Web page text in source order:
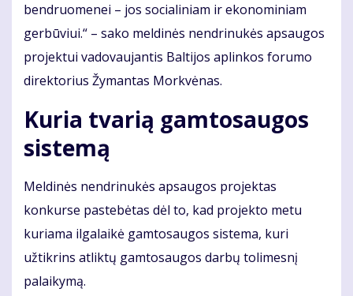
bendruomenei – jos socialiniam ir ekonominiam
gerbūviui.“ – sako meldinės nendrinukės apsaugos
projektui vadovaujantis Baltijos aplinkos forumo
direktorius Žymantas Morkvėnas.
Kuria tvarią gamtosaugos
sistemą
Meldinės nendrinukės apsaugos projektas
konkurse pastebėtas dėl to, kad projekto metu
kuriama ilgalaikė gamtosaugos sistema, kuri
užtikrins atliktų gamtosaugos darbų tolimesnį
palaikymą.